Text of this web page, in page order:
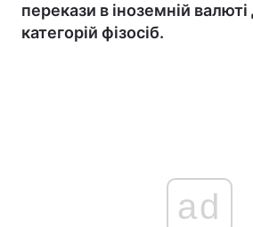
перекази в іноземній валюті
категорій фізосіб.
ad